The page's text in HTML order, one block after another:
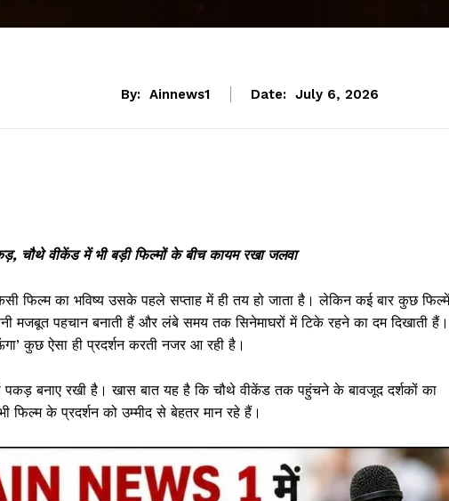
By: Ainnews1 Date: July 6, 2026
चौथे वीकेंड में भी बड़ी फिल्मों के बीच कायम रखा जलवा
फिल्म का भविष्य उसके पहले सप्ताह में ही तय हो जाता है। लेकिन कई बार कुछ फिल्में
मजबूत पहचान बनाती हैं और लंबे समय तक सिनेमाघरों में टिके रहने का दम दिखाती हैं।
कुछ ऐसा ही प्रदर्शन करती नजर आ रही है।
पकड़ बनाए रखी है। खास बात यह है कि चौथे वीकेंड तक पहुंचने के बावजूद दर्शकों का
के प्रदर्शन को उम्मीद से बेहतर मान रहे हैं।